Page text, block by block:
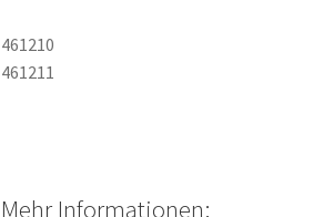
461210
461211
Mehr Informationen: